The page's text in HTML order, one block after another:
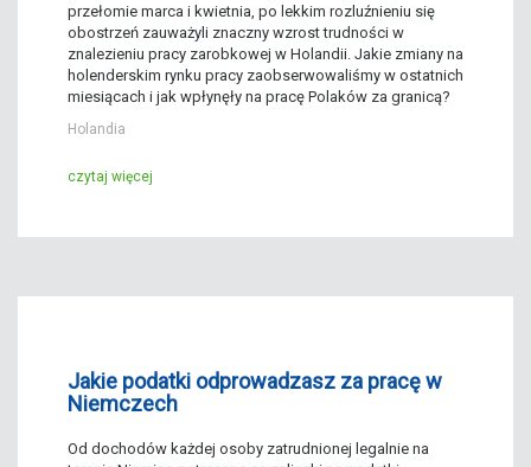
przełomie marca i kwietnia, po lekkim rozluźnieniu się
obostrzeń zauważyli znaczny wzrost trudności w
znalezieniu pracy zarobkowej w Holandii. Jakie zmiany na
holenderskim rynku pracy zaobserwowaliśmy w ostatnich
miesiącach i jak wpłynęły na pracę Polaków za granicą?
Holandia
czytaj więcej
Jakie podatki odprowadzasz za pracę w
Niemczech
Od dochodów każdej osoby zatrudnionej legalnie na